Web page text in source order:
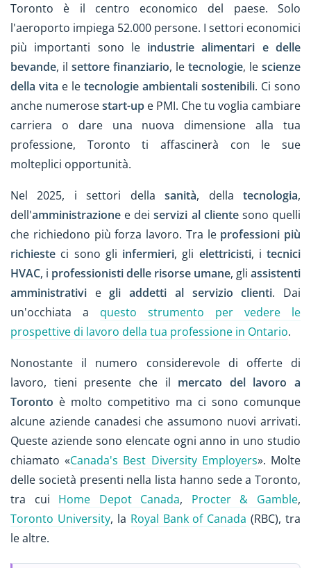
Toronto è il centro economico del paese. Solo
l'aeroporto impiega 52.000 persone. I settori economici
più importanti sono le industrie alimentari e delle
bevande, il settore finanziario, le tecnologie, le scienze
della vita e le tecnologie ambientali sostenibili. Ci sono
anche numerosestart-up e PMI. Che tu voglia cambiare
carriera o dare una nuova dimensione alla tua
professione, Toronto ti affascinerà con le sue
molteplici opportunità.
Nel 2025, i settori dellasanità, dellatecnologia,
dell'amministrazione e deiservizi al clientesono quelli
che richiedono più forza lavoro. Tra le professioni più
richieste ci sono gli infermieri, gli elettricisti, i tecnici
HVAC, i professionisti delle risorse umane, gli assistenti
amministrativi egli addetti al servizio clienti. Dai
un'occhiata a questo strumento per vedere le
prospettive di lavoro della tua professione in Ontario.
Nonostante il numero considerevole di offerte di
lavoro, tieni presente che il mercato del lavoro a
Toronto è molto competitivo ma ci sono comunque
alcune aziende canadesi che assumono nuovi arrivati.
Queste aziende sono elencate ogni anno in uno studio
chiamato «Canada's Best Diversity Employers». Molte
delle società presenti nella lista hanno sede a Toronto,
tra cui Home Depot Canada, Procter & Gamble,
Toronto University, la Royal Bank of Canada (RBC), tra
le altre.